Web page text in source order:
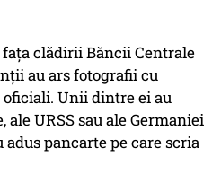
clădirii Băncii Centrale
au ars fotografii cu
Unii dintre ei au
URSS sau ale Germaniei
pancarte pe care scria